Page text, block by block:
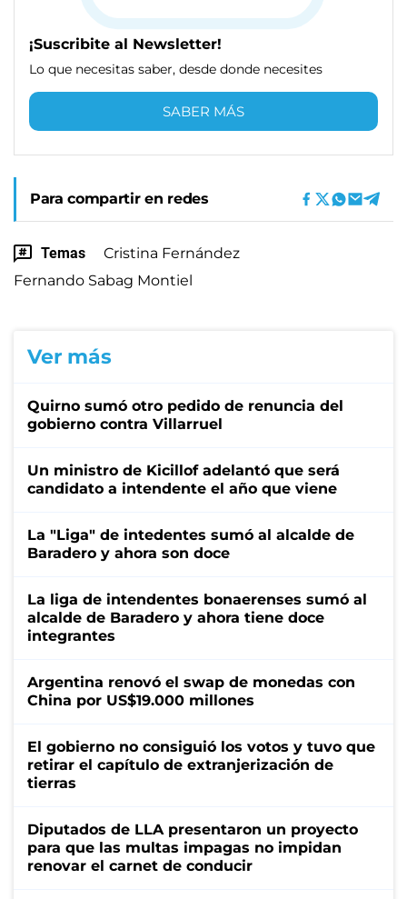
¡Suscribite al Newsletter!
Lo que necesitas saber, desde donde necesites
SABER MÁS
Para compartir en redes
Temas
Cristina Fernández
Fernando Sabag Montiel
Ver más
Quirno sumó otro pedido de renuncia del
gobierno contra Villarruel
Un ministro de Kicillof adelantó que será
candidato a intendente el año que viene
La "Liga" de intedentes sumó al alcalde de
Baradero y ahora son doce
La liga de intendentes bonaerenses sumó al
alcalde de Baradero y ahora tiene doce
integrantes
Argentina renovó el swap de monedas con
China por US$19.000 millones
El gobierno no consiguió los votos y tuvo que
retirar el capítulo de extranjerización de
tierras
Diputados de LLA presentaron un proyecto
para que las multas impagas no impidan
renovar el carnet de conducir